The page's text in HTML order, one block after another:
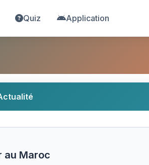
Quiz Application
au Maroc